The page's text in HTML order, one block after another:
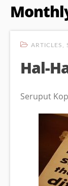
ARTICLES
Hal-
Seruput